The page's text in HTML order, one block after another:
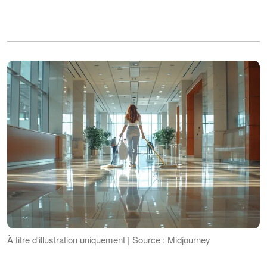
À titre d'illustration uniquement | Source : Midjourney